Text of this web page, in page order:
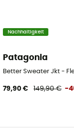
Herren
Nachhaltigkeit
Patagonia
Better Sweater Jkt -
79,90 € 149,90 € -